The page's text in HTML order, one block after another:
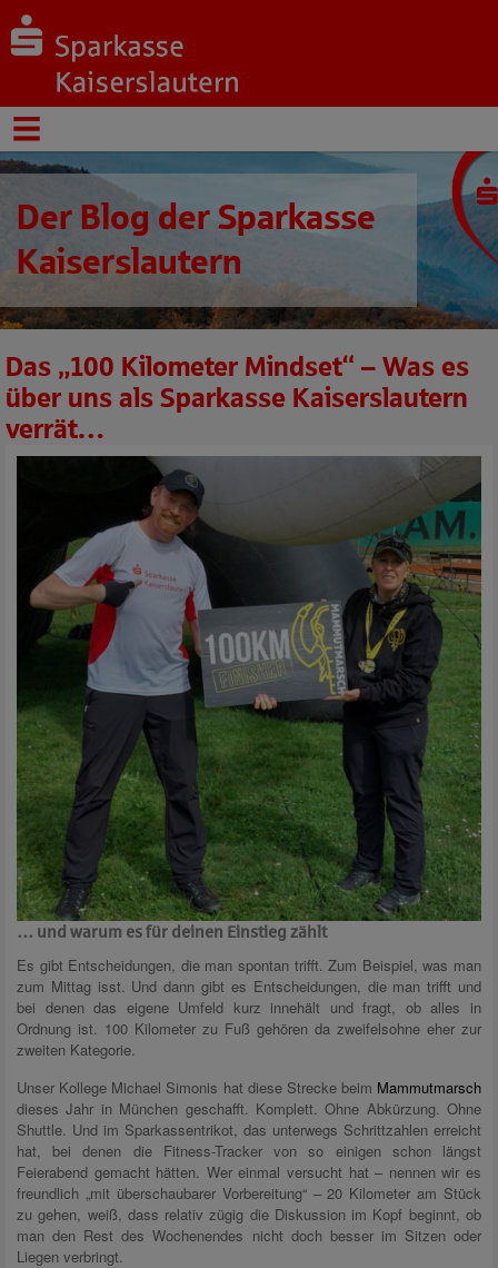
Der Blog der Sparkasse
Kaiserslautern
Das „100 Kilometer Mindset“ – Was es
über uns als Sparkasse Kaiserslautern
verrät…
… und warum es für deinen Einstieg zählt
Es gibt Entscheidungen, die man spontan trifft. Zum Beispiel, was man
zum Mittag isst. Und dann gibt es Entscheidungen, die man trifft und
bei denen das eigene Umfeld kurz innehält und fragt, ob alles in
Ordnung ist. 100 Kilometer zu Fuß gehören da zweifelsohne eher zur
zweiten Kategorie.
Unser Kollege Michael Simonis hat diese Strecke beim Mammutmarsch
dieses Jahr in München geschafft. Komplett. Ohne Abkürzung. Ohne
Shuttle. Und im Sparkassentrikot, das unterwegs Schrittzahlen erreicht
hat, bei denen die Fitness-Tracker von so einigen schon längst
Feierabend gemacht hätten. Wer einmal versucht hat – nennen wir es
freundlich „mit überschaubarer Vorbereitung“ – 20 Kilometer am Stück
zu gehen, weiß, dass relativ zügig die Diskussion im Kopf beginnt, ob
man den Rest des Wochenendes nicht doch besser im Sitzen oder
Liegen verbringt.